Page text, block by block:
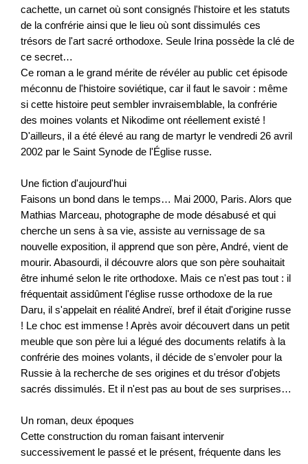
cachette, un carnet où sont consignés l'histoire et les statuts
de la confrérie ainsi que le lieu où sont dissimulés ces
trésors de l'art sacré orthodoxe. Seule Irina possède la clé de
ce secret…
Ce roman a le grand mérite de révéler au public cet épisode
méconnu de l'histoire soviétique, car il faut le savoir : même
si cette histoire peut sembler invraisemblable, la confrérie
des moines volants et Nikodime ont réellement existé !
D'ailleurs, il a été élevé au rang de martyr le vendredi 26 avril
2002 par le Saint Synode de l'Église russe.
Une fiction d'aujourd'hui
Faisons un bond dans le temps… Mai 2000, Paris. Alors que
Mathias Marceau, photographe de mode désabusé et qui
cherche un sens à sa vie, assiste au vernissage de sa
nouvelle exposition, il apprend que son père, André, vient de
mourir. Abasourdi, il découvre alors que son père souhaitait
être inhumé selon le rite orthodoxe. Mais ce n'est pas tout : il
fréquentait assidûment l'église russe orthodoxe de la rue
Daru, il s'appelait en réalité Andreï, bref il était d'origine russe
! Le choc est immense ! Après avoir découvert dans un petit
meuble que son père lui a légué des documents relatifs à la
confrérie des moines volants, il décide de s'envoler pour la
Russie à la recherche de ses origines et du trésor d'objets
sacrés dissimulés. Et il n'est pas au bout de ses surprises…
Un roman, deux époques
Cette construction du roman faisant intervenir
successivement le passé et le présent, fréquente dans les